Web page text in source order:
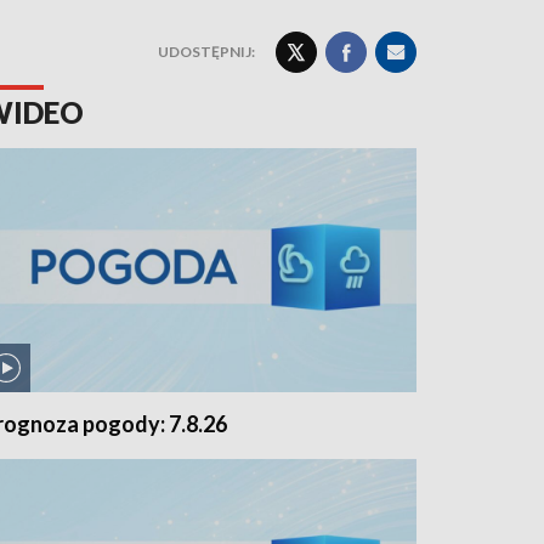
UDOSTĘPNIJ:
pogody: 7.8.26